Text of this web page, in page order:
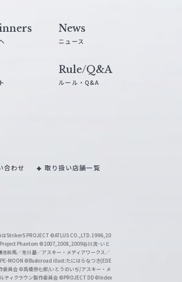
News
ニュース
Rule/Q&A
ルール・Q&A
合わせ 取り扱い店舗一覧
StrikerS PROJECT ©ATLUS CO.,LTD.1996,20
Phantom ©2007,2008,2009谷川流･いと
池和馬／冬川基／アスキー・メディアワークス／
MOON ©Bushiroad illust:たにはらなつき(EDE
委員会 ©高橋弥七郎/いとうのいぢ/アスキー・メ
ティクラウン製作委員会 ©PROJECT DD ©Index